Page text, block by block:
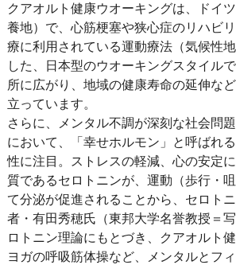
クアオルト健康ウオーキングは、ドイ
養地）で、心筋梗塞や狭心症のリハビ
療に利用されている運動療法（気候性
した、日本型のウオーキングスタイル
所に広がり、地域の健康寿命の延伸な
立っています。
さらに、メンタル不調が深刻な社会問
において、「幸せホルモン」と呼ばれ
性に注目。ストレスの軽減、心の安定
質であるセロトニンが、運動（歩行・
て分泌が促進されることから、セロト
者・有田秀穂氏（東邦大学名誉教授＝
ロトニン理論にもとづき、クアオルト
ヨガの呼吸筋体操など、メンタルとフ